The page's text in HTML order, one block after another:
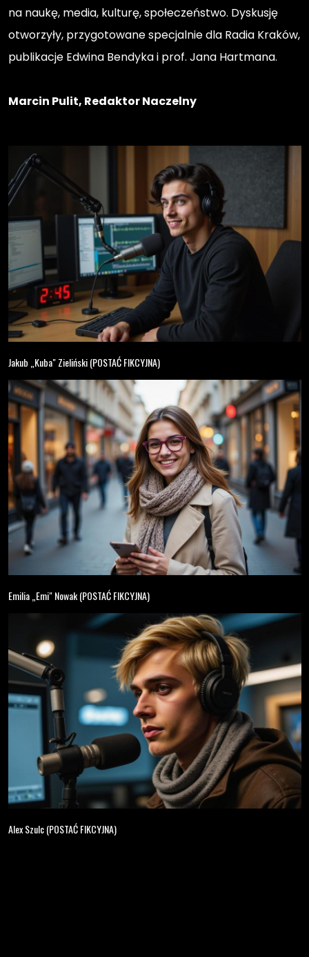
na naukę, media, kulturę, społeczeństwo. Dyskusję
otworzyły, przygotowane specjalnie dla Radia Kraków,
publikacje Edwina Bendyka i prof. Jana Hartmana.
Marcin Pulit, Redaktor Naczelny
Jakub „Kuba" Zieliński (POSTAĆ FIKCYJNA)
Emilia „Emi" Nowak (POSTAĆ FIKCYJNA)
Alex Szulc (POSTAĆ FIKCYJNA)